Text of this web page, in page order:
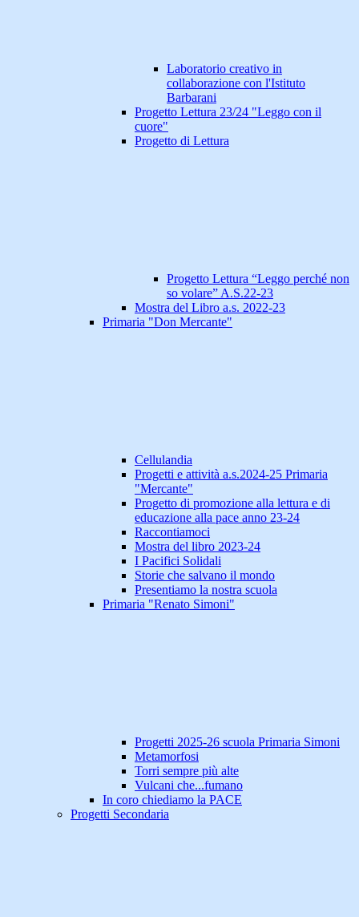
Laboratorio creativo in
collaborazione con l'Istituto
Barbarani
Progetto Lettura 23/24 "Leggo con il
cuore"
Progetto di Lettura
Progetto Lettura “Leggo perché non
so volare” A.S.22-23
Mostra del Libro a.s. 2022-23
Primaria "Don Mercante"
Cellulandia
Progetti e attività a.s.2024-25 Primaria
"Mercante"
Progetto di promozione alla lettura e di
educazione alla pace anno 23-24
Raccontiamoci
Mostra del libro 2023-24
I Pacifici Solidali
Storie che salvano il mondo
Presentiamo la nostra scuola
Primaria "Renato Simoni"
Progetti 2025-26 scuola Primaria Simoni
Metamorfosi
Torri sempre più alte
Vulcani che...fumano
In coro chiediamo la PACE
Progetti Secondaria